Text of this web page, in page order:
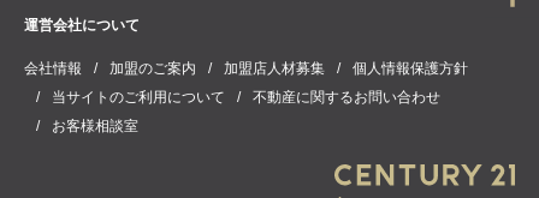
運営会社について
会社情報 加盟のご案内 加盟店人材募集
個人情報保護方針
当サイトのご利用について
不動産に関するお問い合わせ
お客様相談室